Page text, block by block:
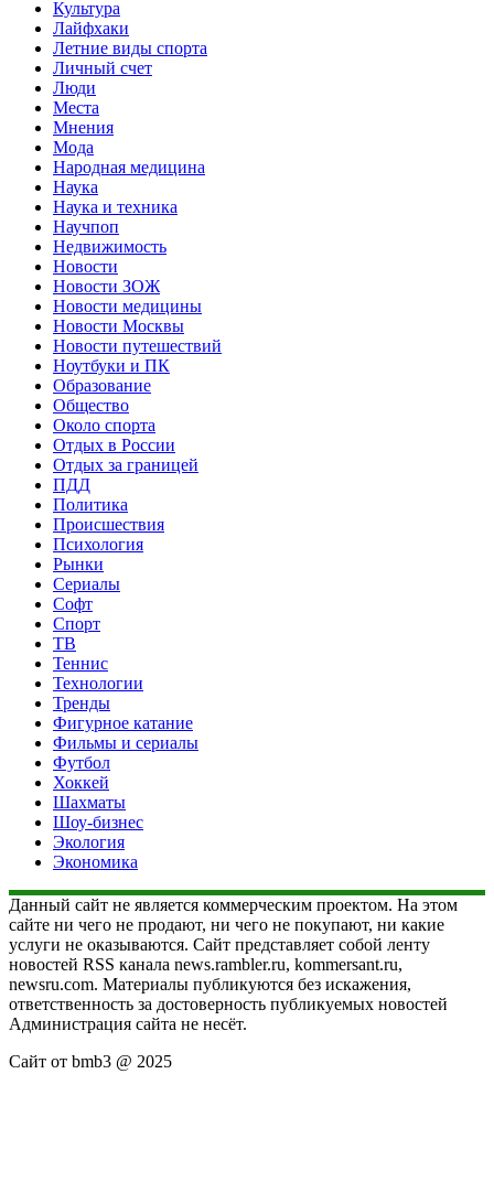
Культура
Лайфхаки
Летние виды спорта
Личный счет
Люди
Места
Мнения
Мода
Народная медицина
Наука
Наука и техника
Научпоп
Недвижимость
Новости
Новости ЗОЖ
Новости медицины
Новости Москвы
Новости путешествий
Ноутбуки и ПК
Образование
Общество
Около спорта
Отдых в России
Отдых за границей
ПДД
Политика
Происшествия
Психология
Рынки
Сериалы
Софт
Спорт
ТВ
Теннис
Технологии
Тренды
Фигурное катание
Фильмы и сериалы
Футбол
Хоккей
Шахматы
Шоу-бизнес
Экология
Экономика
Данный сайт не является коммерческим проектом. На этом
сайте ни чего не продают, ни чего не покупают, ни какие
услуги не оказываются. Сайт представляет собой ленту
новостей RSS канала news.rambler.ru, kommersant.ru,
newsru.com. Материалы публикуются без искажения,
ответственность за достоверность публикуемых новостей
Администрация сайта не несёт.
Сайт от bmb3 @ 2025